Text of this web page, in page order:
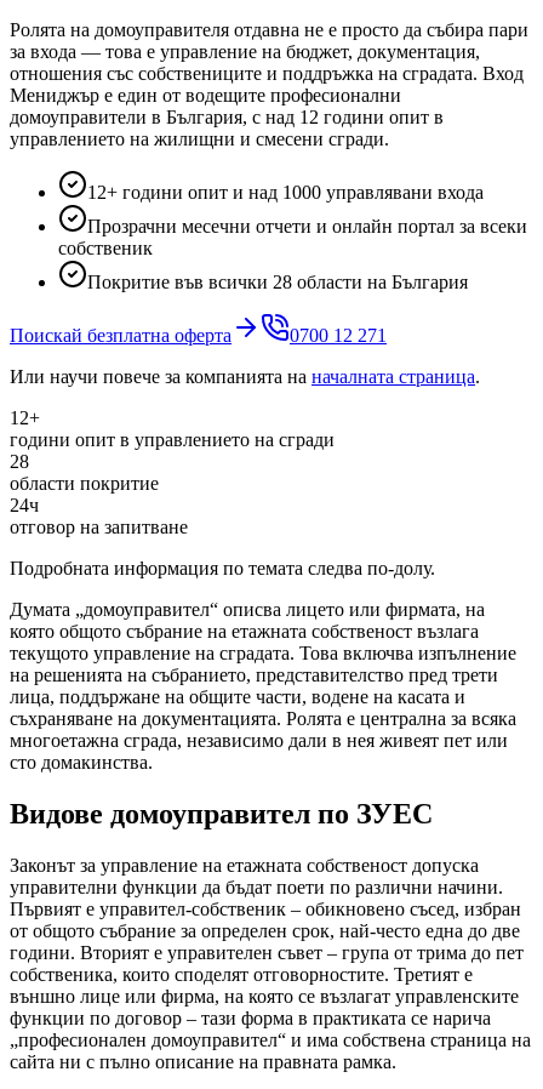
Ролята на домоуправителя отдавна не е просто да събира пари
за входа — това е управление на бюджет, документация,
отношения със собствениците и поддръжка на сградата. Вход
Мениджър е един от водещите професионални
домоуправители в България, с над 12 години опит в
управлението на жилищни и смесени сгради.
12+ години опит и над 1000 управлявани входа
Прозрачни месечни отчети и онлайн портал за всеки
собственик
Покритие във всички 28 области на България
Поискай безплатна оферта
0700 12 271
Или научи повече за компанията на началната страница.
12+
години опит в управлението на сгради
28
области покритие
24ч
отговор на запитване
Подробната информация по темата следва по-долу.
Думата „домоуправител“ описва лицето или фирмата, на
която общото събрание на етажната собственост възлага
текущото управление на сградата. Това включва изпълнение
на решенията на събранието, представителство пред трети
лица, поддържане на общите части, водене на касата и
съхраняване на документацията. Ролята е централна за всяка
многоетажна сграда, независимо дали в нея живеят пет или
сто домакинства.
Видове домоуправител по ЗУЕС
Законът за управление на етажната собственост допуска
управителни функции да бъдат поети по различни начини.
Първият е управител-собственик – обикновено съсед, избран
от общото събрание за определен срок, най-често една до две
години. Вторият е управителен съвет – група от трима до пет
собственика, които споделят отговорностите. Третият е
външно лице или фирма, на която се възлагат управленските
функции по договор – тази форма в практиката се нарича
„професионален домоуправител“ и има собствена страница на
сайта ни с пълно описание на правната рамка.